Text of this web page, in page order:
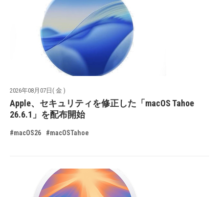
2026年08月07日( 金 )
Apple、セキュリティを修正した「macOS Tahoe
26.6.1」を配布開始
#macOS26 #macOSTahoe